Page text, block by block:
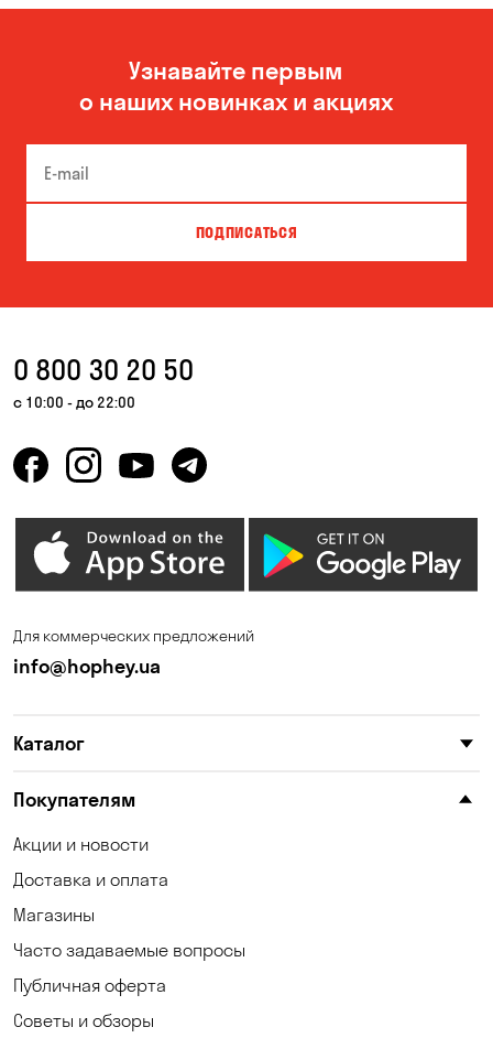
Николаев Одесса
Узнавайте первым
о наших новинках и акциях
ПОДПИСАТЬСЯ
0 800 30 20 50
с 10:00 - до 22:00
Для коммерческих предложений
info@hophey.ua
Каталог
Покупателям
Акции и новости
Доставка и оплата
Магазины
Часто задаваемые вопросы
Публичная оферта
Советы и обзоры